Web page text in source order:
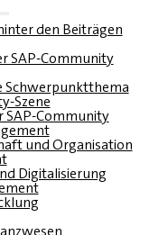
den Beiträgen
SAP-Community
Schwerpunktthema
Szene
SAP-Community
und Organisation
Digitalisierung